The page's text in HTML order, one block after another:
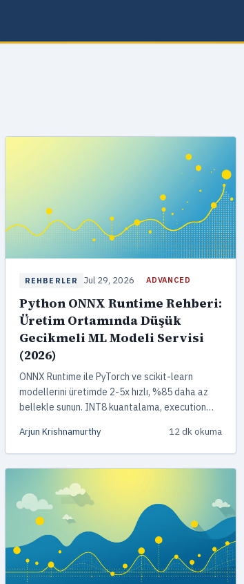
REHBERLER Jul 29, 2026 ADVANCED
Python ONNX Runtime Rehberi:
Üretim Ortamında Düşük
Gecikmeli ML Modeli Servisi
(2026)
ONNX Runtime ile PyTorch ve scikit-learn
modellerini üretimde 2-5x hızlı, %85 daha az
bellekle sunun. INT8 kuantalama, execution
benchmark rakamlarıyla.
Arjun Krishnamurthy 12 dk okuma